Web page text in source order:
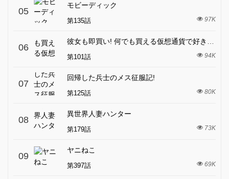
05
モビーディック
第135話 97K
06
第101話 94K
07
回帰した兵士のメス征服記!
第125話 80K
08
異世界人妻ハンター
第179話 73K
09
ヤニねこ
第397話 69K